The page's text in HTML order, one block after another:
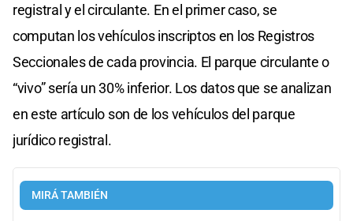
registral y el circulante. En el primer caso, se
computan los vehículos inscriptos en los Registros
Seccionales de cada provincia. El parque circulante o
“vivo” sería un 30% inferior. Los datos que se analizan
en este artículo son de los vehículos del parque
jurídico registral.
MIRÁ TAMBIÉN